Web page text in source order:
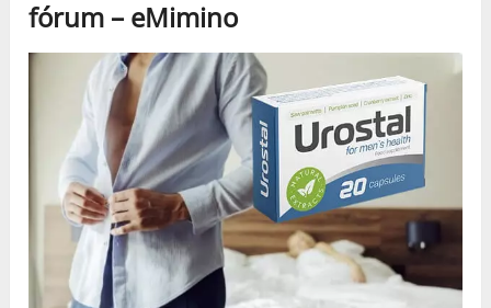
fórum – eMimino